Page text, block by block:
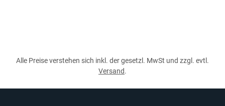
Alle Preise verstehen sich inkl. der gesetzl. MwSt und zzgl. evtl.
Versand.